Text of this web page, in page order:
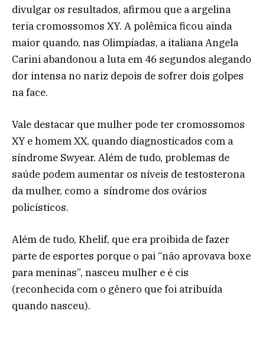
divulgar os resultados, afirmou que a argelina
teria cromossomos XY. A polêmica ficou ainda
maior quando, nas Olimpíadas, a italiana Angela
Carini abandonou a luta em 46 segundos alegando
dor intensa no nariz depois de sofrer dois golpes
na face.
Vale destacar que mulher pode ter cromossomos
XY e homem XX, quando diagnosticados com a
síndrome Swyear. Além de tudo, problemas de
saúde podem aumentar os níveis de testosterona
da mulher, como a síndrome dos ovários
policísticos.
Além de tudo, Khelif, que era proibida de fazer
parte de esportes porque o pai “não aprovava boxe
para meninas”, nasceu mulher e é cis
(reconhecida com o gênero que foi atribuída
quando nasceu).